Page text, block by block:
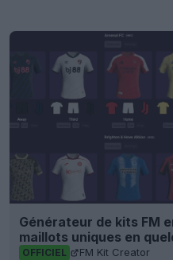
Générateur de kits FM
maillots uniques en
OFFICIEL FM Kit Creator